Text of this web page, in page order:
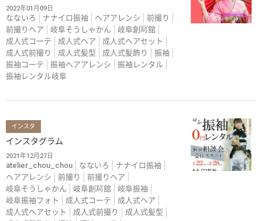
2022年01月09日
なないろ ナナイロ振袖 ヘアアレンシ
前撮り
前撮りヘア
岐阜そうしゃかん
岐阜創冩舘
成人式コーテ
成人式ヘア
成人式ヘアセット
成人式前撮り
成人式髪型 成人式髪飾り
振袖
振袖コーテ
振袖ヘアアレンシ
振袖レンタル
振袖レンタル岐阜
インスタ
インスタグラム
2021年12月27日
atelier_chou_chou なないろ
ナナイロ振袖
ヘアアレンシ
前撮り
前撮りヘア
岐阜そうしゃかん
岐阜創冩舘
岐阜振袖
岐阜振袖フォト
成人式コーテ
成人式ヘア
成人式ヘアセット
成人式前撮り
成人式髪型